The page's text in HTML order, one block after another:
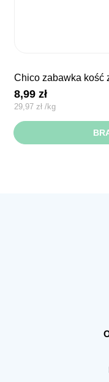
chico zabawka
8,99zł
29,97zł /kg